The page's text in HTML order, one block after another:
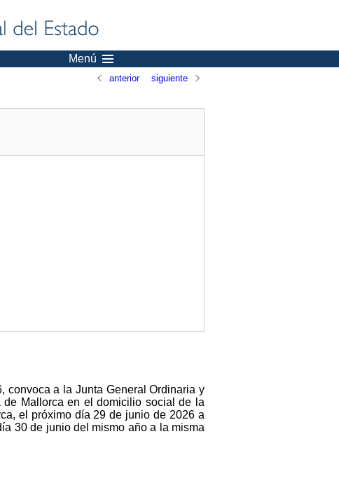
Menú
anterior siguiente
convoca a la Junta General Ordinaria y
de Mallorca en el domicilio social de la
el próximo día 29 de junio de 2026 a
30 de junio del mismo año a la misma